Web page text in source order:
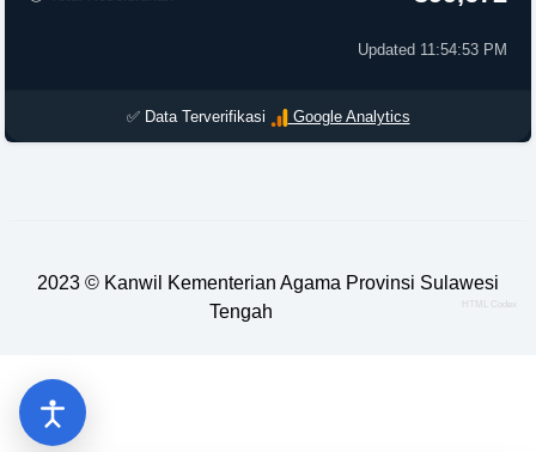
Updated 11:54:53 PM
✅ Data Terverifikasi Google Analytics
2023 © Kanwil Kementerian Agama Provinsi Sulawesi
Tengah
HTML Codex